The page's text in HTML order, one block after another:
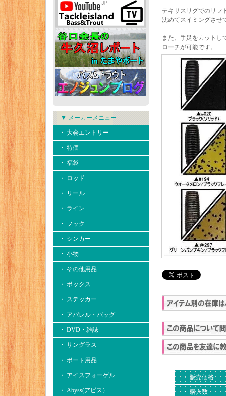
▼ メーカーメニュー
・ 大会エントリー
・ 特価
・ 福袋
・ ロッド
・ リール
・ ライン
・ フック
・ シンカー
・ 小物
・ その他用品
・ ボックス
・ ステッカー
・ アパレル・バッグ
・ DVD・雑誌
・ サングラス
・ ボート用品
・ アイスフォーゲル
・ Abyss(アビス）
テキサスリグでのリフ
沈めてスイミングさせ
また、手足をカットし
ローチが可能です。
・ 販売価格
・ 購入数